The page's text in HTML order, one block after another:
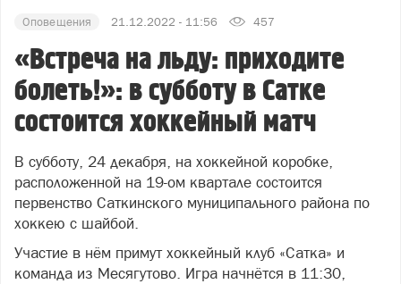
Оповещения 21.12.2022 - 11:56 457
«Встреча на льду: приходите
болеть!»: в субботу в Сатке
состоится хоккейный матч
В субботу, 24 декабря, на хоккейной коробке,
расположенной на 19-ом квартале состоится
первенство Саткинского муниципального района по
хоккею с шайбой.
Участие в нём примут хоккейный клуб «Сатка» и
команда из Месягутово. Игра начнётся в 11:30,